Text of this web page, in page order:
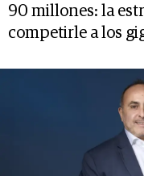
90 millones: la
competirle a los